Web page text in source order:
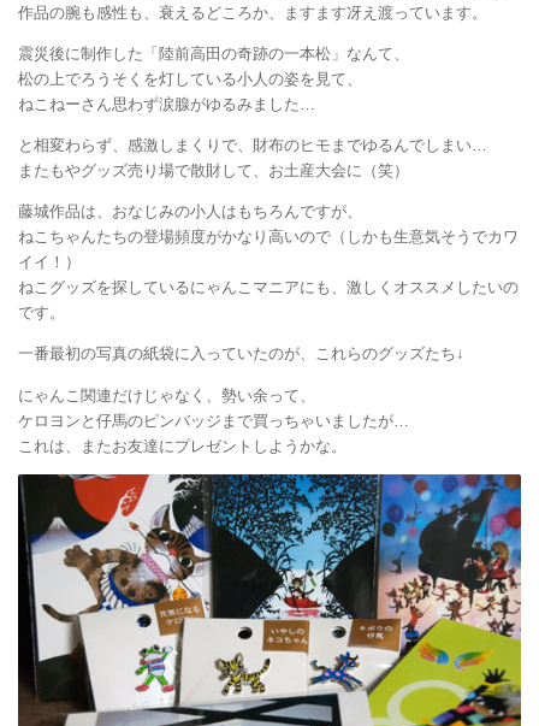
作品の腕も感性も、衰えるどころか、ますます冴え渡っています。
震災後に制作した「陸前高田の奇跡の一本松」なんて、
松の上でろうそくを灯している小人の姿を見て、
ねこねーさん思わず涙腺がゆるみました…
と相変わらず、感激しまくりで、財布のヒモまでゆるんでしまい…
またもやグッズ売り場で散財して、お土産大会に（笑）
藤城作品は、おなじみの小人はもちろんですが、
ねこちゃんたちの登場頻度がかなり高いので（しかも生意気そうでカワ
イイ！）
ねこグッズを探しているにゃんこマニアにも、激しくオススメしたいの
です。
一番最初の写真の紙袋に入っていたのが、これらのグッズたち↓
にゃんこ関連だけじゃなく、勢い余って、
ケロヨンと仔馬のピンバッジまで買っちゃいましたが…
これは、またお友達にプレゼントしようかな。